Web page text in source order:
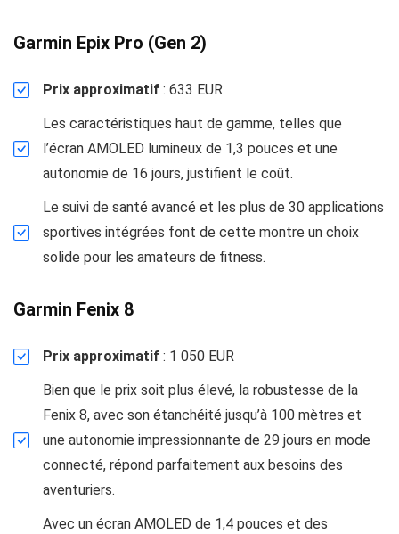
Garmin Epix Pro (Gen 2)
Prix approximatif : 633 EUR
Les caractéristiques haut de gamme, telles que
l’écran AMOLED lumineux de 1,3 pouces et une
autonomie de 16 jours, justifient le coût.
Le suivi de santé avancé et les plus de 30 applications
sportives intégrées font de cette montre un choix
solide pour les amateurs de fitness.
Garmin Fenix 8
Prix approximatif : 1 050 EUR
Bien que le prix soit plus élevé, la robustesse de la
Fenix 8, avec son étanchéité jusqu’à 100 mètres et
une autonomie impressionnante de 29 jours en mode
connecté, répond parfaitement aux besoins des
aventuriers.
Avec un écran AMOLED de 1,4 pouces et des